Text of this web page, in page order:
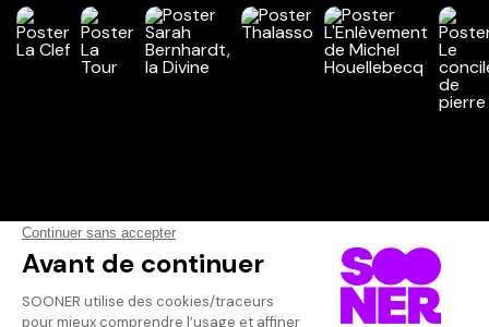
Vos avis